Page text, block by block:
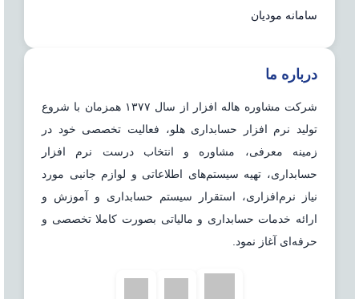
سامانه مودیان
درباره ما
شرکت مشاوره هاله افزار از سال ۱۳۷۷ همزمان با شروع
تولید نرم افزار حسابداری هلو، فعالیت تخصصی خود در
زمینه معرفی، مشاوره و انتخاب درست نرم افزار
حسابداری، تهیه سیستم‌های اطلاعاتی و لوازم جانبی مورد
نیاز نرم‌افزاری، استقرار سیستم حسابداری و آموزش و
ارائه خدمات حسابداری و مالیاتی بصورت کاملا تخصصی و
حرفه‌ای آغاز نمود.